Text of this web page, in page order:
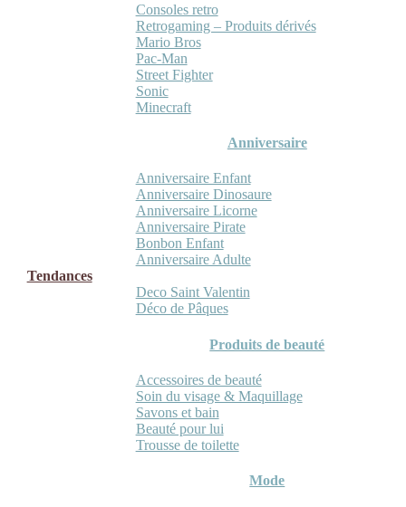
Consoles retro
Retrogaming – Produits dérivés
Mario Bros
Pac-Man
Street Fighter
Sonic
Minecraft
Anniversaire
Anniversaire Enfant
Anniversaire Dinosaure
Anniversaire Licorne
Anniversaire Pirate
Bonbon Enfant
Anniversaire Adulte
Tendances
Deco Saint Valentin
Déco de Pâques
Produits de beauté
Accessoires de beauté
Soin du visage & Maquillage
Savons et bain
Beauté pour lui
Trousse de toilette
Mode